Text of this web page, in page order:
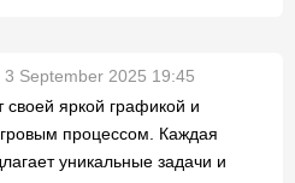
3 September 2025 19:45
своей яркой графикой и
процессом. Каждая
уникальные задачи и